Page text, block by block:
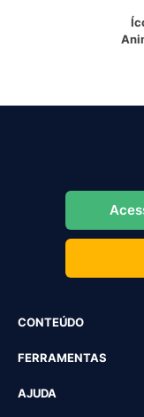
CONTEÚDO
FERRAMENTAS
AJUDA